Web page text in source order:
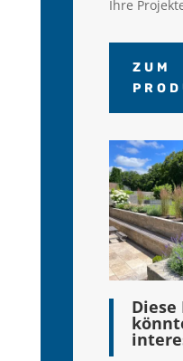
Ihre
ZUM
Diese